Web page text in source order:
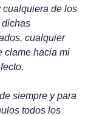
cualquiera de los
dichas
cualquier
clame hacia mi
siempre y para
todos los